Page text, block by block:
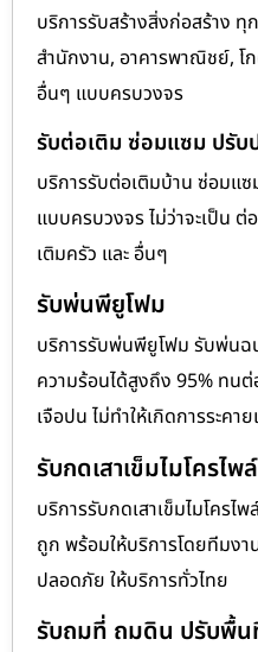
บริการรับสร้างสิ่งก่อสร้าง ทุ
สำนักงาน, อาคารพาณิชย์, โ
อื่นๆ แบบครบวงจร
รับต่อเติม ซ่อมแซม ปรับป
บริการรับต่อเติมบ้าน ซ่อมแ
แบบครบวงจร ไม่ว่าจะเป็น
เติมครัว และ อื่นๆ
รับพ่นพียูโฟม
บริการรับพ่นพียูโฟม รับพ่น
ความร้อนได้สูงถึง 95% ทน
เจือปน ไม่ทำให้เกิดการระคา
รับกดเสาเข็มไมโครไพล์
บริการรับกดเสาเข็มไมโครไ
ถูก พร้อมให้บริการโดยทีมง
ปลอดภัย ให้บริการทั่วไทย
รับถมที่ ถมดิน ปรับพื้